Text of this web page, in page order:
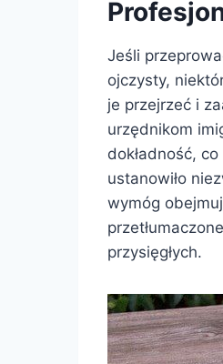
Jeśli
ojczysty,
je przejrzeć i
urzędnikom
dokładność,
ustanowiło
wymóg
przysięgłych.